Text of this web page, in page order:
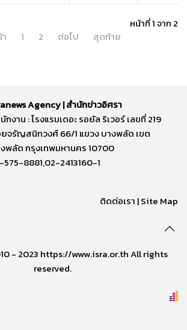
หน้าที่ 1 จาก 2
1 2 ต่อไป สุดท้าย
Agency | สำนักข่าวอิศรา
กงาน : โรงแรมเดอะ รอยัล ริเวอร์ เลขที่ 219
จรัญสนิทวงศ์ 66/1 แขวง บางพลัด เขต
พลัด กรุงเทพมหานคร 10700
8881,02-2413160-1
ติดต่อเรา |Site Map
- 2023 https://www.isra.or.th All rights
reserved.